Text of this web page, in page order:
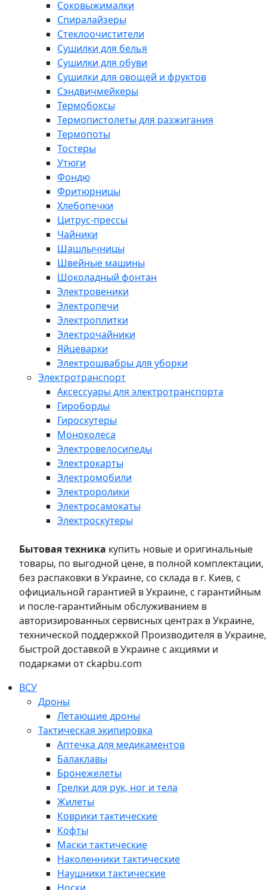
Соковыжималки
Спиралайзеры
Стеклоочистители
Сушилки для белья
Сушилки для обуви
Сушилки для овощей и фруктов
Сэндвичмейкеры
Термобоксы
Термопистолеты для разжигания
Термопоты
Тостеры
Утюги
Фондю
Фритюрницы
Хлебопечки
Цитрус-прессы
Чайники
Шашлычницы
Швейные машины
Шоколадный фонтан
Электровеники
Электропечи
Электроплитки
Электрочайники
Яйцеварки
Электрошвабры для уборки
Электротранспорт
Аксессуары для электротранспорта
Гироборды
Гироскутеры
Моноколеса
Электровелосипеды
Электрокарты
Электромобили
Электроролики
Электросамокаты
Электроскутеры
Бытовая техника купить новые и оригинальные
товары, по выгодной цене, в полной комплектации,
без распаковки в Украине, со склада в г. Киев, с
официальной гарантией в Украине, с гарантийным
и после-гарантийным обслуживанием в
авторизированных сервисных центрах в Украине,
технической поддержкой Производителя в Украине,
быстрой доставкой в Украине с акциями и
подарками от ckapbu.com
ВСУ
Дроны
Летающие дроны
Тактическая экипировка
Аптечка для медикаментов
Балаклавы
Бронежелеты
Грелки для рук, ног и тела
Жилеты
Коврики тактические
Кофты
Маски тактические
Наколенники тактические
Наушники тактические